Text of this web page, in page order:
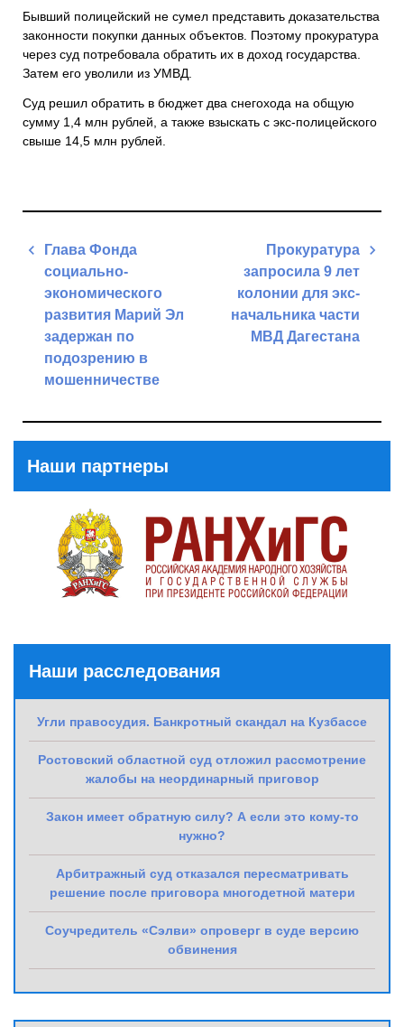
Бывший полицейский не сумел представить доказательства
законности покупки данных объектов. Поэтому прокуратура
через суд потребовала обратить их в доход государства.
Затем его уволили из УМВД.
Суд решил обратить в бюджет два снегохода на общую
сумму 1,4 млн рублей, а также взыскать с экс-полицейского
свыше 14,5 млн рублей.
Навигация
записям
Глава Фонда
социально-
экономического
развития Марий Эл
задержан по
подозрению в
мошенничестве
Прокуратура
запросила 9 лет
колонии для экс-
начальника части
МВД Дагестана
Наши партнеры
Наши расследования
Угли правосудия. Банкротный скандал на Кузбассе
Ростовский областной суд отложил рассмотрение
жалобы на неординарный приговор
Закон имеет обратную силу? А если это кому-то
нужно?
Арбитражный суд отказался пересматривать
решение после приговора многодетной матери
Соучредитель «Сэлви» опроверг в суде версию
обвинения